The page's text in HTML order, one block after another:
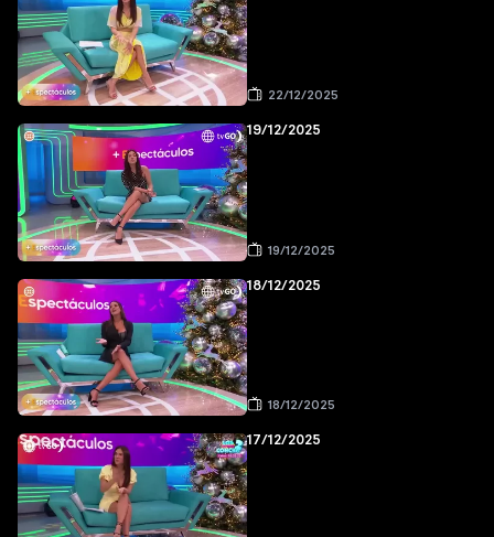
22/12/2025
19/12/2025
19/12/2025
18/12/2025
18/12/2025
17/12/2025